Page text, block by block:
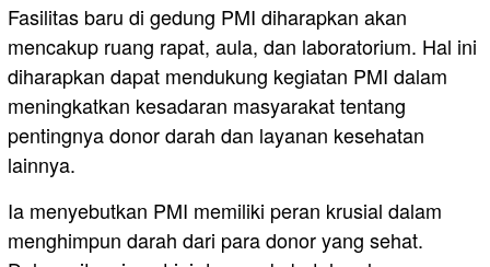
Fasilitas baru di gedung PMI diharapkan akan
mencakup ruang rapat, aula, dan laboratorium. Hal ini
diharapkan dapat mendukung kegiatan PMI dalam
meningkatkan kesadaran masyarakat tentang
pentingnya donor darah dan layanan kesehatan
lainnya.
Ia menyebutkan PMI memiliki peran krusial dalam
menghimpun darah dari para donor yang sehat.